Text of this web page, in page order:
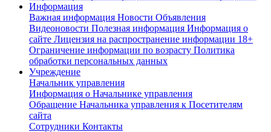
Информация
Важная информация Новости Объявления
Видеоновости Полезная информация Информация о
сайте Лицензия на распространение информации 18+
Ограничение информации по возрасту Политика
обработки персональных данных
Учреждение
Начальник управления
Информация о Начальнике управления
Обращение Начальника управления к Посетителям
сайта
Сотрудники Контакты